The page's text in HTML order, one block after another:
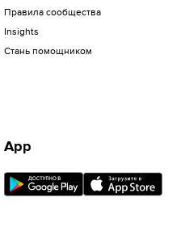
Правила сообщества
Insights
Стань помощником
App